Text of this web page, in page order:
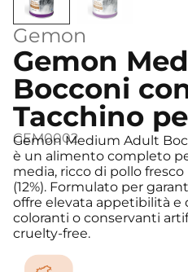
Gemon
Gemon
Bocconi
Tacchino
GEM0002
Gemon Medium Adult
è un alimento completo
media, ricco di pollo fresco
(12%). Formulato per
offre elevata appetibilità e
coloranti o conservanti
cruelty-free.